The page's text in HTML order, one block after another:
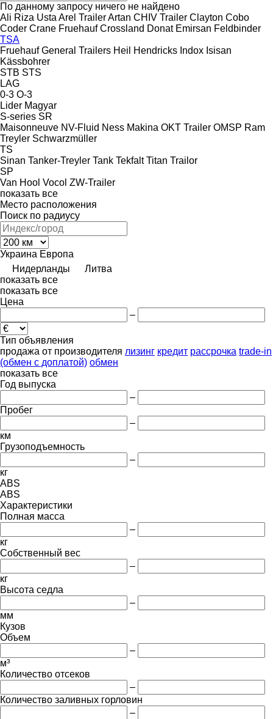
По данному запросу ничего не найдено
Ali Riza Usta Arel TrailerArtan CHIV Trailer Clayton Cobo
Coder Crane Fruehauf Crossland Donat Emirsan Feldbinder
TSA
Fruehauf General Trailers Heil Hendricks Indox Isisan
Kässbohrer
STB STS
LAG
0-3 O-3
Lider Magyar
S-series SR
Maisonneuve NV-Fluid Ness Makina OKT Trailer OMSP Ram
Treyler Schwarzmüller
TS
Sinan Tanker-Treyler Tank Tekfalt Titan Trailor
SP
Van Hool Vocol ZW-Trailer
показать все
Место расположения
Поиск по радиусу
Украина Европа
Нидерланды
Литва
показать все
показать все
Цена
–
Тип объявления
продажа от производителя лизинг кредит рассрочка trade-in
(обмен с доплатой) обмен
показать все
Год выпуска
–
Пробег
–
км
Грузоподъемность
–
кг
ABS
ABS
Характеристики
Полная масса
–
кг
Собственный вес
–
кг
Высота седла
–
мм
Кузов
Объем
–
м³
Количество отсеков
–
Количество заливных горловин
–